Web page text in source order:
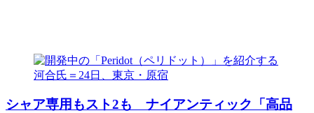
シャア専用もスト2も ナイアンティック「高品